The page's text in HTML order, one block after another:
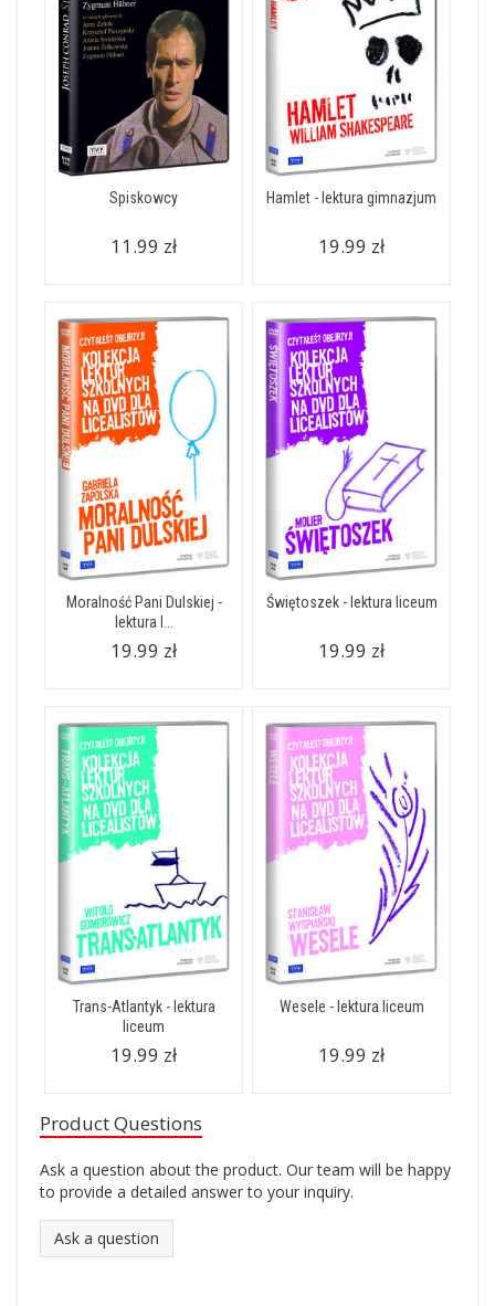
Spiskowcy
11.99 zł
Hamlet - lektura gimnazjum
19.99 zł
Moralność Pani Dulskiej -
lektura l...
19.99 zł
Świętoszek - lektura liceum
19.99 zł
Trans-Atlantyk - lektura
liceum
19.99 zł
Wesele - lektura liceum
19.99 zł
Product Questions
Ask a question about the product. Our team will be happy
to provide a detailed answer to your inquiry.
Ask a question